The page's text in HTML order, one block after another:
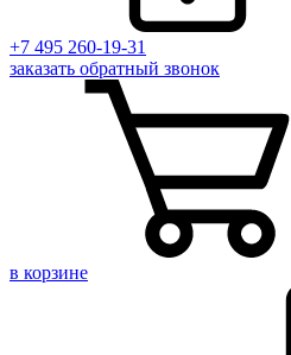
+7 495 260-19-31
заказать обратный звонок
в корзине